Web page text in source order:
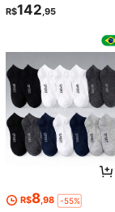
R$142 ,95
R$8,98 -55%